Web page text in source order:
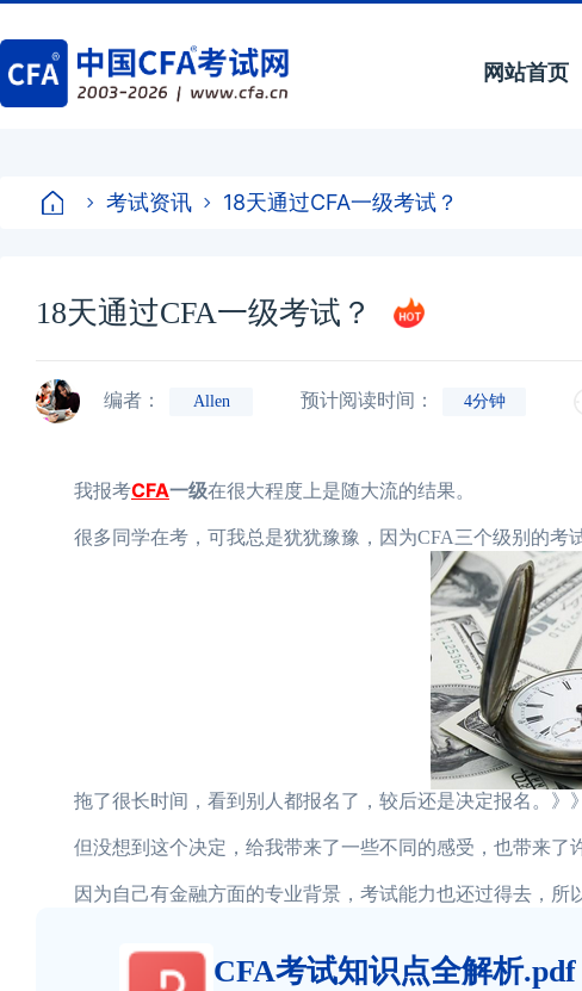
网站首页
考试资讯 18天通过CFA一级考试？
18天通过CFA一级考试？
编者： Allen 预计阅读时间： 4分钟
我报考CFA一级在很大程度上是随大流的结果。
很多同学在考，可我总是犹犹豫豫，因为CFA三个级别的考
拖了很长时间，看到别人都报名了，较后还是决定报名。》
但没想到这个决定，给我带来了一些不同的感受，也带来了许
因为自己有金融方面的专业背景，考试能力也还过得去，所
CFA考试知识点全解析.pdf